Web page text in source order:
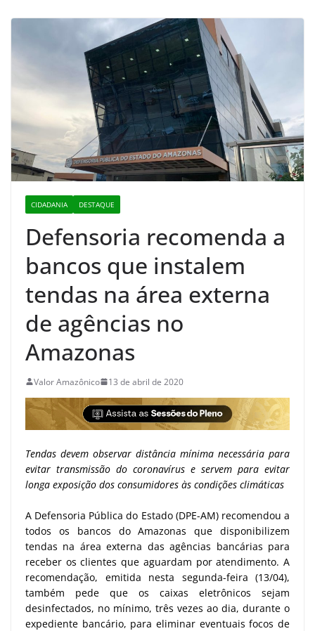
CIDADANIA DESTAQUE
Defensoria recomenda a
bancos que instalem
tendas na área externa
de agências no
Amazonas
Valor Amazônico 13 de abril de 2020
Tendas devem observar distância mínima necessária para
evitar transmissão do coronavírus e servem para evitar
longa exposição dos consumidores às condições climáticas
A Defensoria Pública do Estado (DPE-AM) recomendou a
todos os bancos do Amazonas que disponibilizem
tendas na área externa das agências bancárias para
receber os clientes que aguardam por atendimento. A
recomendação, emitida nesta segunda-feira (13/04),
também pede que os caixas eletrônicos sejam
desinfectados, no mínimo, três vezes ao dia, durante o
expediente bancário, para eliminar eventuais focos de